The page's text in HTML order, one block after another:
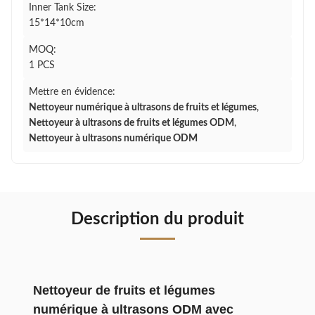
Inner Tank Size:
15*14*10cm
MOQ:
1 PCS
Mettre en évidence:
Nettoyeur numérique à ultrasons de fruits et légumes,
Nettoyeur à ultrasons de fruits et légumes ODM ,
Nettoyeur à ultrasons numérique ODM
Description du produit
Nettoyeur de fruits et légumes
numérique à ultrasons ODM avec